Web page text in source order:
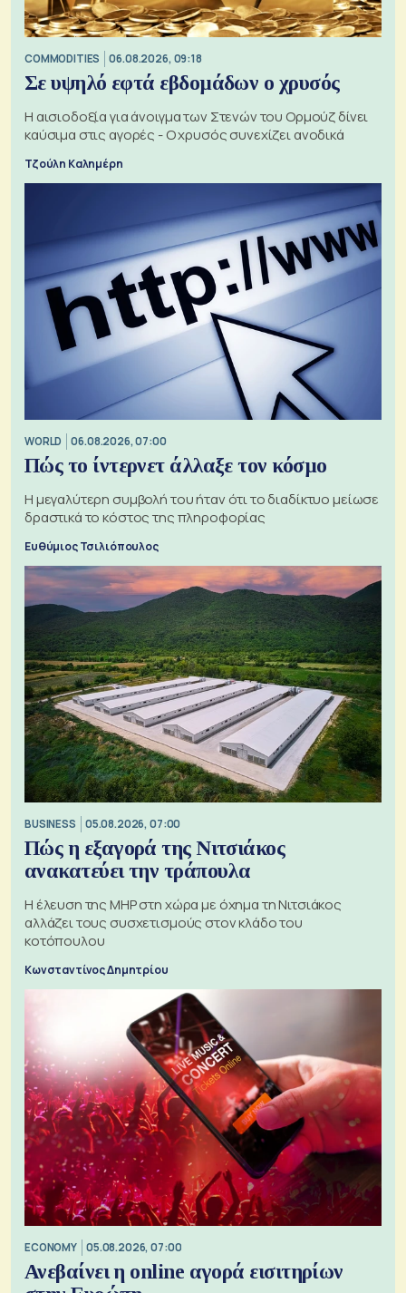
COMMODITIES 06.08.2026, 09:18
Σε υψηλό εφτά εβδομάδων ο χρυσός
Η αισιοδοξία για άνοιγμα των Στενών του Ορμούζ δίνει
καύσιμα στις αγορές - Ο χρυσός συνεχίζει ανοδικά
Τζούλη Καλημέρη
WORLD 06.08.2026, 07:00
Πώς το ίντερνετ άλλαξε τον κόσμο
Η μεγαλύτερη συμβολή του ήταν ότι το διαδίκτυο μείωσε
δραστικά το κόστος της πληροφορίας
Ευθύμιος Τσιλιόπουλος
BUSINESS 05.08.2026, 07:00
Πώς η εξαγορά της Νιτσιάκος
ανακατεύει την τράπουλα
H έλευση της MHP στη χώρα με όχημα τη Νιτσιάκος
αλλάζει τους συσχετισμούς στον κλάδο του
κοτόπουλου
Κωνσταντίνος Δημητρίου
ECONOMY 05.08.2026, 07:00
Ανεβαίνει η online αγορά εισιτηρίων